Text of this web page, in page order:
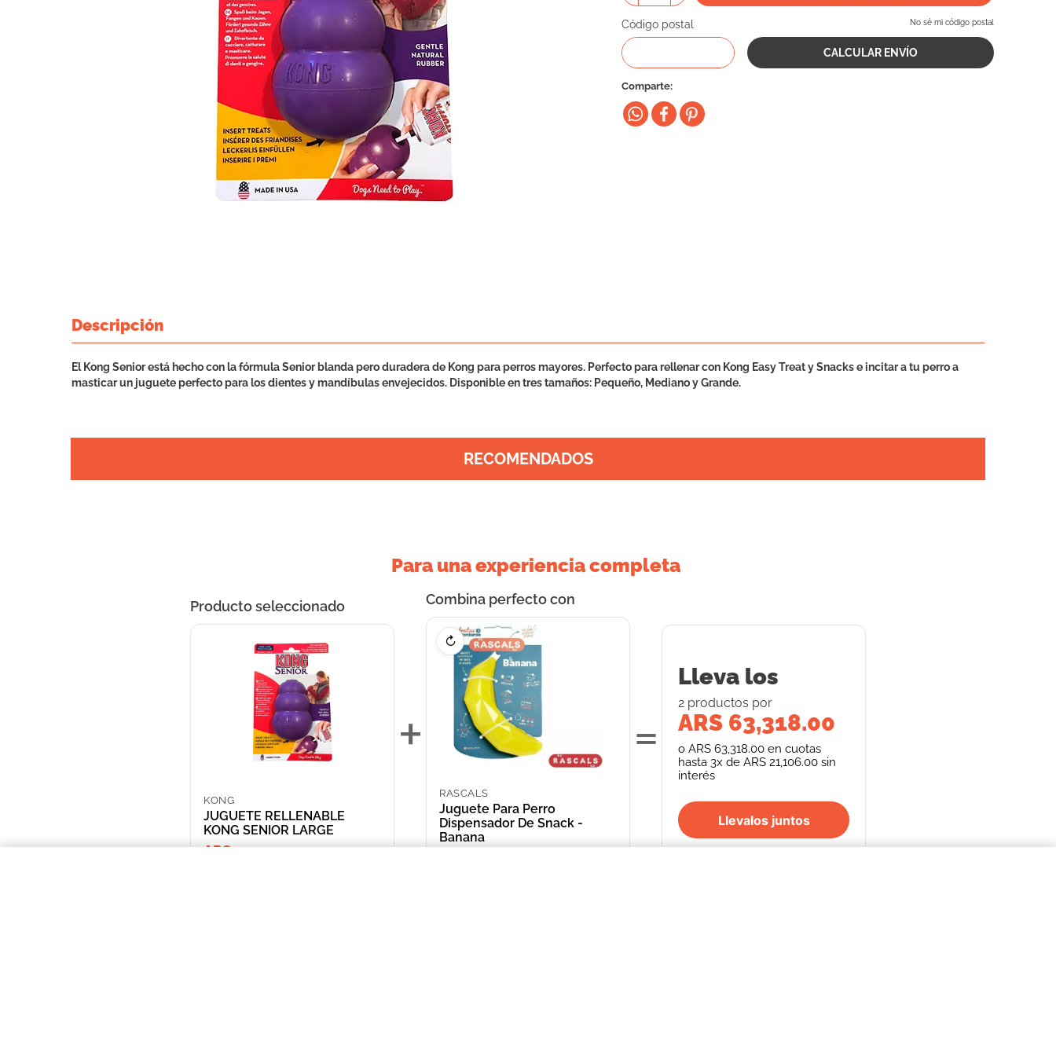
Código postal No sé mi código postal
Comparte
Descripción
El Kong Senior está hecho con la fórmula Senior blanda pero duradera de Kong para perros mayores. Perfecto para rellenar con Kong Easy Treat y Snacks e incitar a tu perro a
masticar un juguete perfecto para los dientes y mandíbulas envejecidos. Disponible en tres tamaños: Pequeño, Mediano y Grande.
RECOMENDADOS
Para una experiencia completa
Producto seleccionado
KONG
JUGUETE RELLENABLE
KONG SENIOR LARGE
ARS 41,105.00
+
Combina perfecto con
↻
RASCALS
Juguete Para Perro
Dispensador De Snack -
Banana
=
Lleva los
2 productos por
ARS 63,318.00
o ARS 63,318.00 en cuotas
hasta 3x de ARS 21,106.00 sin
interés
Llevalos juntos